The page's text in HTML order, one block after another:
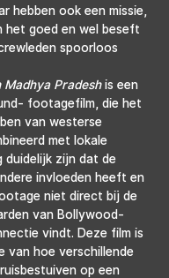
hebben ook een missie,
het goed en wel beseft
spoorloos
Madhya Pradesh is een
footagefilm, die het
van westerse
met lokale
duidelijk zijn dat de
invloeden heeft en
niet direct bij de
van Bollywood-
vindt. Deze film is
van hoe verschillende
op een